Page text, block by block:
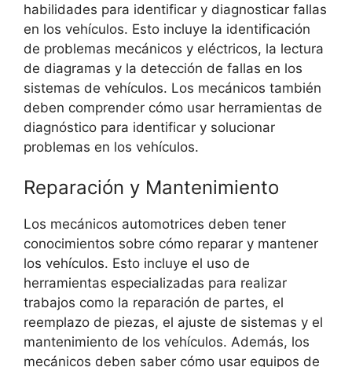
habilidades para identificar y diagnosticar fallas
en los vehículos. Esto incluye la identificación
de problemas mecánicos y eléctricos, la lectura
de diagramas y la detección de fallas en los
sistemas de vehículos. Los mecánicos también
deben comprender cómo usar herramientas de
diagnóstico para identificar y solucionar
problemas en los vehículos.
Reparación y Mantenimiento
Los mecánicos automotrices deben tener
conocimientos sobre cómo reparar y mantener
los vehículos. Esto incluye el uso de
herramientas especializadas para realizar
trabajos como la reparación de partes, el
reemplazo de piezas, el ajuste de sistemas y el
mantenimiento de los vehículos. Además, los
mecánicos deben saber cómo usar equipos de